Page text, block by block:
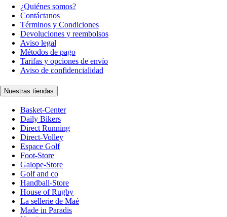
¿Quiénes somos?
Contáctanos
Términos y Condiciones
Devoluciones y reembolsos
Aviso legal
Métodos de pago
Tarifas y opciones de envío
Aviso de confidencialidad
Nuestras tiendas
Basket-Center
Daily Bikers
Direct Running
Direct-Volley
Espace Golf
Foot-Store
Galope-Store
Golf and co
Handball-Store
House of Rugby
La sellerie de Maé
Made in Paradis